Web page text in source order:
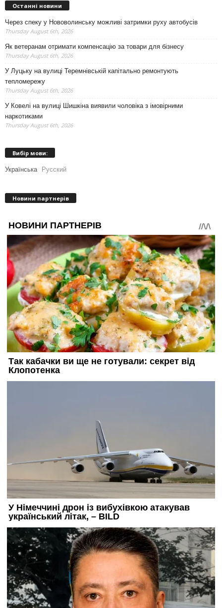
Останні новини
Через спеку у Нововолинську можливі затримки руху автобусів
Thursday August 6th, 2026
Як ветеранам отримати компенсацію за товари для бізнесу
Thursday August 6th, 2026
У Луцьку на вулиці Теремнівській капітально ремонтують
тепломережу
Thursday August 6th, 2026
У Ковелі на вулиці Шишкіна виявили чоловіка з імовірними
наркотиками
Thursday August 6th, 2026
Вибір мови:
Українська Русский
Новини партнерів